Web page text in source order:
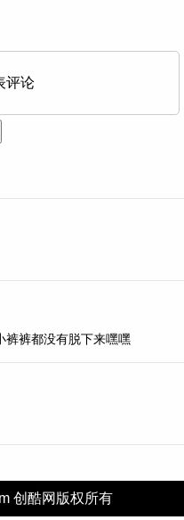
评论
裤裤都没有脱下来嘿嘿
创酷网版权所有